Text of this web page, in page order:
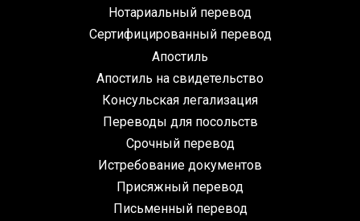
Нотариальный перевод
Сертифицированный перевод
Апостиль
Апостиль на свидетельство
Консульская легализация
Переводы для посольств
Срочный перевод
Истребование документов
Присяжный перевод
Письменный перевод